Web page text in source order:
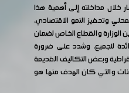
خلال مداخلته إلى أهمية هذا
وتحفيز النمو الاقتصادي،
الوزارة والقطاع الخاص لضمان
للجميع، وشدد على ضرورة
وبعض التكاليف القديمة
والتي كان الهدف منها هو